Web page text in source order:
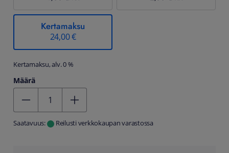
Kertamaksu
24,00 €
Kertamaksu, alv. 0 %
Määrä
Saatavuus: Reilusti verkkokaupan varastossa